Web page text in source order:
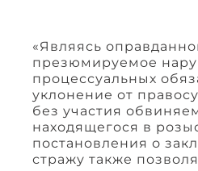
«Являясь
презюмируемое
процессуальных
уклонение от
без участия
находящегося в
постановления о
стражу также